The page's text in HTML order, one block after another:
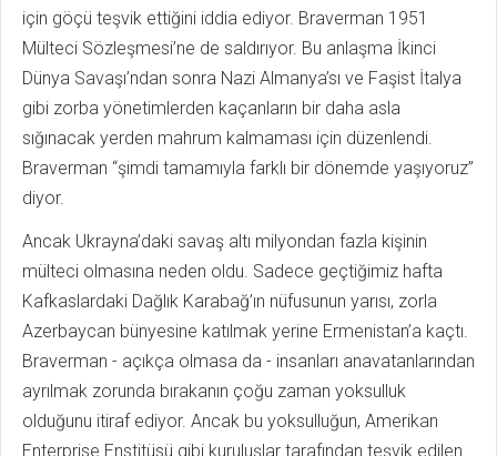
için göçü teşvik ettiğini iddia ediyor. Braverman 1951
Mülteci Sözleşmesi’ne de saldırıyor. Bu anlaşma İkinci
Dünya Savaşı’ndan sonra Nazi Almanya’sı ve Faşist İtalya
gibi zorba yönetimlerden kaçanların bir daha asla
sığınacak yerden mahrum kalmaması için düzenlendi.
Braverman “şimdi tamamıyla farklı bir dönemde yaşıyoruz”
diyor.
Ancak Ukrayna’daki savaş altı milyondan fazla kişinin
mülteci olmasına neden oldu. Sadece geçtiğimiz hafta
Kafkaslardaki Dağlık Karabağ’ın nüfusunun yarısı, zorla
Azerbaycan bünyesine katılmak yerine Ermenistan’a kaçtı.
Braverman - açıkça olmasa da - insanları anavatanlarından
ayrılmak zorunda bırakanın çoğu zaman yoksulluk
olduğunu itiraf ediyor. Ancak bu yoksulluğun, Amerikan
Enterprise Enstitüsü gibi kuruluşlar tarafından teşvik edilen